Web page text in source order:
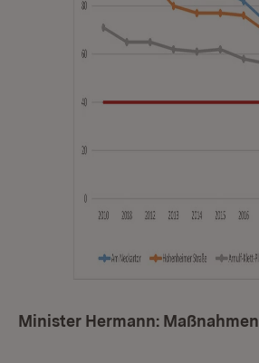
Minister Hermann: